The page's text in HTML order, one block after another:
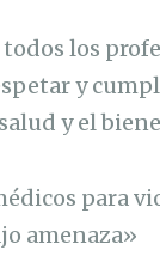
los
y
y el
para
amenaza»